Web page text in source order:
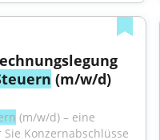
(m/w/d)
(m/w/d) – eine
Konzernabschlüsse